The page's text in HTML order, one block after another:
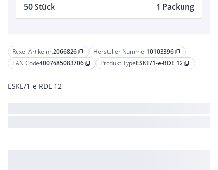
Rexel Artikelnr.2066826 content_copy Hersteller Nummer10103396 content_copy
EAN Code4007685083706 content_copy Produkt TypeESKE/1-e-RDE 12 content_copy
ESKE/1-e-RDE 12
50 Stück 1 Packung